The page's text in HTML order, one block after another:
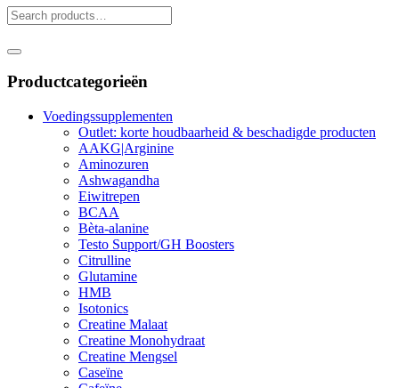
Productcategorieën
Voedingssupplementen
Outlet: korte houdbaarheid & beschadigde producten
AAKG|Arginine
Aminozuren
Ashwagandha
Eiwitrepen
BCAA
Bèta-alanine
Testo Support/GH Boosters
Citrulline
Glutamine
HMB
Isotonics
Creatine Malaat
Creatine Monohydraat
Creatine Mengsel
Caseïne